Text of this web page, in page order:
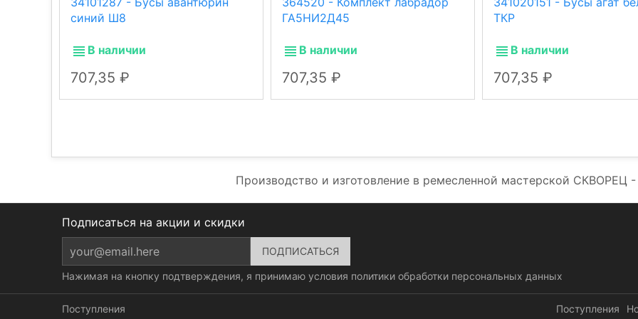
синий Ш8
В наличии
707,35
ГА5НИ2Д45
В наличии
707,35
ТКР
В наличии
707,35
Производство и изготовление в ремесленной мастерской СКВОРЕЦ -
Подписаться на акции и скидки
Нажимая на кнопку подтверждения, я принимаю условия политики обработки персональных данных
Поступления Поступления